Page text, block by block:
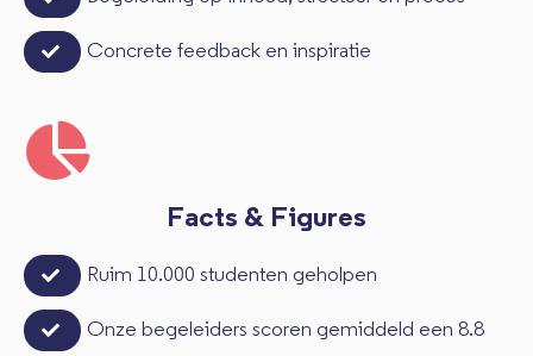
Concrete feedback en inspiratie
Facts & Figures
Ruim 10.000 studenten geholpen
Onze begeleiders scoren gemiddeld een 8.8